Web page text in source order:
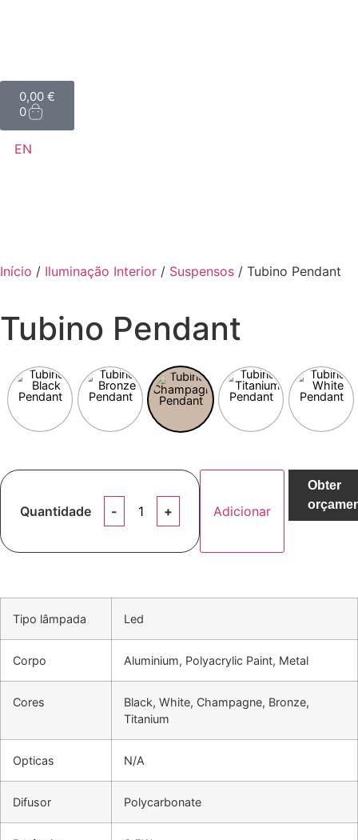
0,00 €
0
EN
Início / Iluminação Interior / Suspensos / Tubino Pendant
Tubino Pendant
Quantidade Adicionar
Obter
Tipo lâmpada Led
Corpo Aluminium, Polyacrylic Paint, Metal
Cores
Black, White, Champagne, Bronze,
Titanium
Opticas N/A
Difusor Polycarbonate